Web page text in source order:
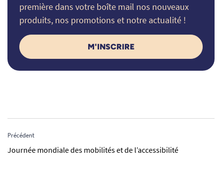
première dans votre boîte mail nos nouveaux
produits, nos promotions et notre actualité !
M'INSCRIRE
Précédent
Journée mondiale des mobilités et de l’accessibilité